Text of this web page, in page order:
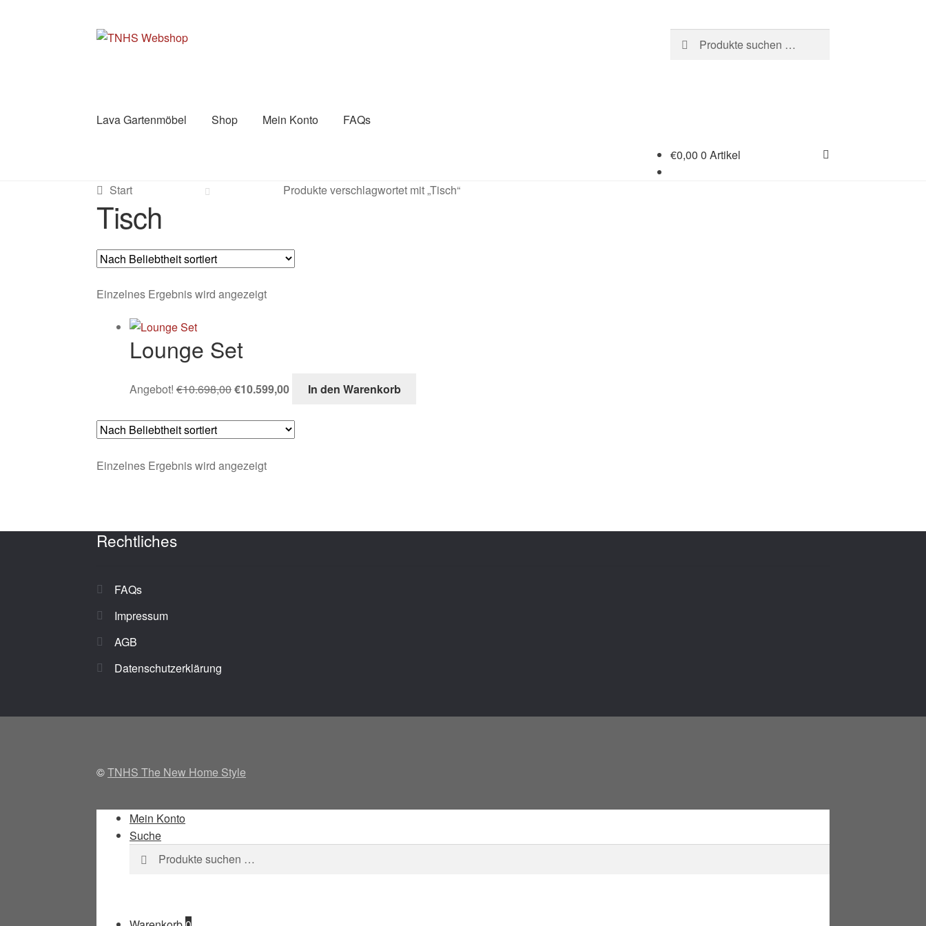
Zur
Zum
Suchen
nach:
Suchen
Lava Gartenmöbel Shop Mein Konto FAQs
The New Home Style Online Shop
€0,00 0 Artikel
Start Produkte verschlagwortet mit „Tisch“
Tisch
Einzelnes Ergebnis wird angezeigt
Lounge Set
Angebot! €10.698,00 Ursprünglicher
Preis
€10.698,00
€10.599,00 Aktueller
Preis
€10.599,00.
In den Warenkorb
Einzelnes Ergebnis wird angezeigt
Rechtliches
FAQs
Impressum
AGB
Datenschutzerklärung
©TNHS The New Home Style
Mein Konto
Suche
Suchen
nach:
Suchen